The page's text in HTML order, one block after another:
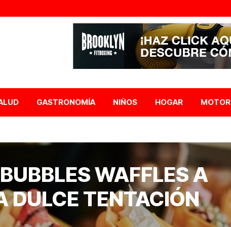
GASTRONOMÍA NIÑOS HOGAR MOTOR
WAFFLES A
DULCE TENTACIÓN